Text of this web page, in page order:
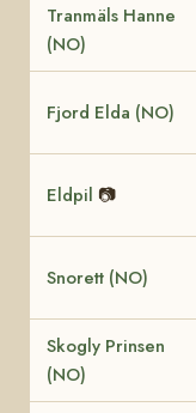
Tranmäls Hanne
(NO)
Fjord Elda (NO)
Eldpil 📷
Snorett (NO)
Skogly Prinsen
(NO)